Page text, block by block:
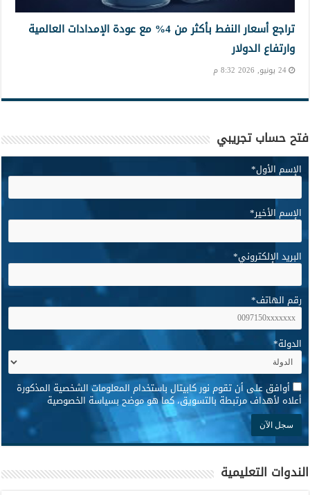
تراجع أسعار النفط بأكثر من 4% مع عودة الإمدادات العالمية
وارتفاع الدولار
24 يونيو, 2026 8:32 م
فتح حساب تجريبي
الإسم الأول*
الإسم الأخير*
البريد الإلكتروني*
رقم الهاتف*
الدولة*
* أوافق على أن تقوم نور كابيتال باستخدام المعلومات الشخصية المذكورة
أعلاه لأهداف مرتبطة بالتسويق، كما هو موضح بسياسة الخصوصية
الندوات التعليمية